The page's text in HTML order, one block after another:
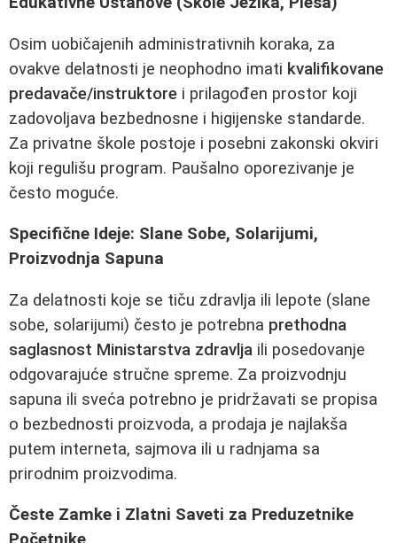
Osim uobičajenih administrativnih koraka, za
ovakve delatnosti je neophodno imati kvalifikovane
predavače/instruktore i prilagođen prostor koji
zadovoljava bezbednosne i higijenske standarde.
Za privatne škole postoje i posebni zakonski okviri
koji regulišu program. Paušalno oporezivanje je
često moguće.
Specifične Ideje: Slane Sobe, Solarijumi,
Proizvodnja Sapuna
Za delatnosti koje se tiču zdravlja ili lepote (slane
sobe, solarijumi) često je potrebna prethodna
saglasnost Ministarstva zdravlja ili posedovanje
odgovarajuće stručne spreme. Za proizvodnju
sapuna ili sveća potrebno je pridržavati se propisa
o bezbednosti proizvoda, a prodaja je najlakša
putem interneta, sajmova ili u radnjama sa
prirodnim proizvodima.
Česte Zamke i Zlatni Saveti za Preduzetnike